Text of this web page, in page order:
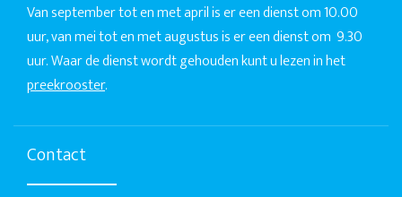
Van september tot en met april is er een dienst om 10.00
uur, van mei tot en met augustus is er een dienst om 9.30
uur. Waar de dienst wordt gehouden kunt u lezen in het
preekrooster.
Contact